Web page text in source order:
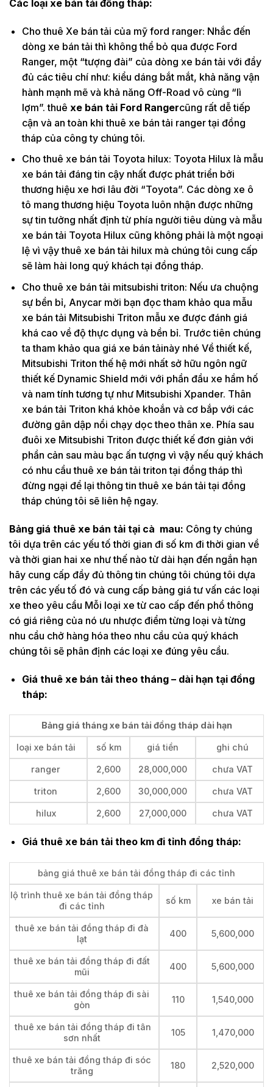
Các loại xe bán tải đồng tháp:
Cho thuê Xe bán tải của mỹ ford ranger: Nhắc đến
dòng xe bán tải thì không thể bỏ qua được Ford
Ranger, một “tượng đài” của dòng xe bán tải với đầy
đủ các tiêu chí như: kiểu dáng bắt mắt, khả năng vận
hành mạnh mẽ và khả năng Off-Road vô cùng “lì
lợm”. thuê xe bán tải Ford Rangercũng rất dễ tiếp
cận và an toàn khi thuê xe bán tải ranger tại đồng
tháp của công ty chúng tôi.
Cho thuê xe bán tải Toyota hilux: Toyota Hilux là mẫu
xe bán tải đáng tin cậy nhất được phát triển bởi
thương hiệu xe hơi lâu đời “Toyota”. Các dòng xe ô
tô mang thương hiệu Toyota luôn nhận được những
sự tin tưởng nhất định từ phía người tiêu dùng và mẫu
xe bán tải Toyota Hilux cũng không phải là một ngoại
lệ vì vậy thuê xe bán tải hilux mà chúng tôi cung cấp
sẽ làm hài long quý khách tại đồng tháp.
Cho thuê xe bán tải mitsubishi triton: Nếu ưa chuộng
sự bền bỉ, Anycar mời bạn đọc tham khảo qua mẫu
xe bán tải Mitsubishi Triton mẫu xe được đánh giá
khá cao về độ thực dụng và bền bỉ. Trước tiên chúng
ta tham khảo qua giá xe bán tảinày nhé Về thiết kế,
Mitsubishi Triton thế hệ mới nhất sở hữu ngôn ngữ
thiết kế Dynamic Shield mới với phần đầu xe hầm hố
và nam tính tương tự như Mitsubishi Xpander. Thân
xe bán tải Triton khá khỏe khoắn và cơ bắp với các
đường gân dập nổi chạy dọc theo thân xe. Phía sau
đuôi xe Mitsubishi Triton được thiết kế đơn giản với
phần cản sau màu bạc ấn tượng vì vậy nếu quý khách
có nhu cầu thuê xe bán tải triton tại đồng tháp thì
đừng ngại để lại thông tin thuê xe bán tải tại đồng
tháp chúng tôi sẽ liên hệ ngay.
Bảng giá thuê xe bán tải tại cà mau: Công ty chúng
tôi dựa trên các yếu tố thời gian đi số km đi thời gian về
và thời gian hai xe như thế nào từ dài hạn đến ngắn hạn
hãy cung cấp đầy đủ thông tin chúng tôi chúng tôi dựa
trên các yếu tố đó và cung cấp bảng giá tư vấn các loại
xe theo yêu cầu Mỗi loại xe từ cao cấp đến phổ thông
có giá riêng của nó ưu nhược điểm từng loại và từng
nhu cầu chở hàng hóa theo nhu cầu của quý khách
chúng tôi sẽ phân định các loại xe đúng yêu cầu.
Giá thuê xe bán tải theo tháng – dài hạn tại đồng
tháp:
Bảng giá tháng xe bán tải đồng tháp dài hạn
loại xe bán tải số km giá tiền ghi chú
ranger 2,600 28,000,000 chưa VAT
triton 2,600 30,000,000 chưa VAT
hilux 2,600 27,000,000 chưa VAT
Giá thuê xe bán tải theo km đi tỉnh đồng tháp:
bảng giá thuê xe bán tải đồng tháp đi các tỉnh
lộ trình thuê xe bán tải đồng tháp
đi các tỉnh
số km xe bán tải
thuê xe bán tải đồng tháp đi đà
lạt
400 5,600,000
thuê xe bán tải đồng tháp đi đất
mũi
400 5,600,000
thuê xe bán tải đồng tháp đi sài
gòn
110 1,540,000
thuê xe bán tải đồng tháp đi tân
sơn nhất
105 1,470,000
thuê xe bán tải đồng tháp đi sóc
trăng
180 2,520,000